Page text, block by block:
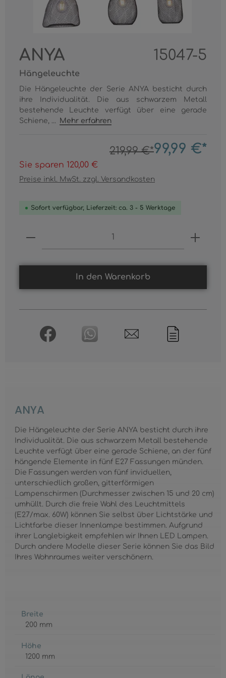
ANYA 15047-5
Hängeleuchte
Die Hängeleuchte der Serie ANYA besticht durch
ihre Individualität. Die aus schwarzem Metall
bestehende Leuchte verfügt über eine gerade
Schiene, ...
Mehr erfahren
219,99 €*99,99 €*
Sie sparen 120,00 €
Preise inkl. MwSt. zzgl. Versandkosten
Sofort verfügbar, Lieferzeit: ca. 3 - 5 Werktage
Produkt Anzahl: Gib den
In den Warenkorb
ANYA
Die Hängeleuchte der Serie ANYA besticht durch ihre
Individualität. Die aus schwarzem Metall bestehende
Leuchte verfügt über eine gerade Schiene, an der fünf
hängende Elemente in fünf E27 Fassungen münden.
Die Fassungen werden von fünf inviduellen,
unterschiedlich großen, gitterförmigen
Lampenschirmen (Durchmesser zwischen 15 und 20 cm)
umhüllt. Durch die freie Wahl des Leuchtmittels
(E27/max. 60W) können Sie selbst über Lichtstärke und
Lichtfarbe dieser Innenlampe bestimmen. Aufgrund
ihrer Langlebigkeit empfehlen wir Ihnen LED Lampen.
Durch andere Modelle dieser Serie können Sie das Bild
Ihres Wohnraumes weiter verschönern.
Breite
200 mm
Höhe
1200 mm